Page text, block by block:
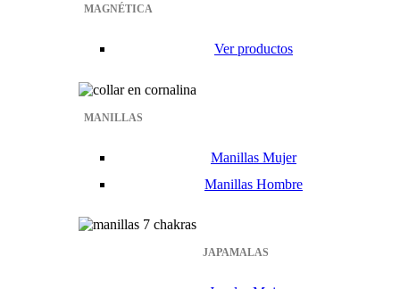
MAGNÉTICA
Ver productos
MANILLAS
Manillas Mujer
Manillas Hombre
JAPAMALAS